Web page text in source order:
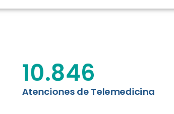
CLÍNICO EN
I+D+I+E
Atenciones de Telemedicina
10.846